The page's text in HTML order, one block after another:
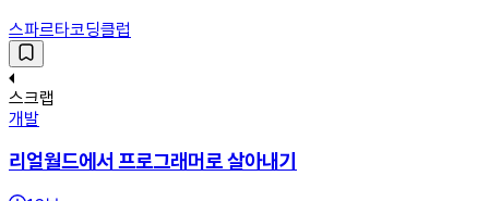
스파르타코딩클럽
스크랩
개발
리얼월드에서 프로그래머로 살아내기